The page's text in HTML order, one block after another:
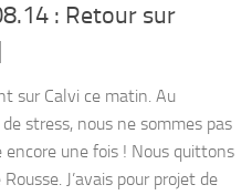
: Retour sur
sur Calvi ce matin. Au
stress, nous ne sommes pas
encore une fois ! Nous quittons
J’avais pour projet de